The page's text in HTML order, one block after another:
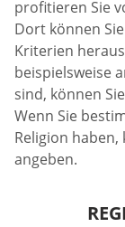
profitieren Sie
Dort können
Kriterien
beispielsweise
sind, können
Wenn Sie
Religion
angeben.